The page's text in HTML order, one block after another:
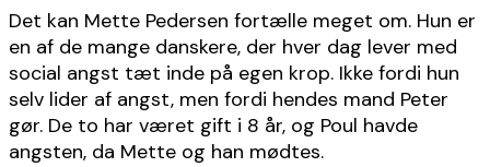
Det kan Mette Pedersen fortælle meget om. Hun er
en af de mange danskere, der hver dag lever med
social angst tæt inde på egen krop. Ikke fordi hun
selv lider af angst, men fordi hendes mand Peter
gør. De to har været gift i 8 år, og Poul havde
angsten, da Mette og han mødtes.